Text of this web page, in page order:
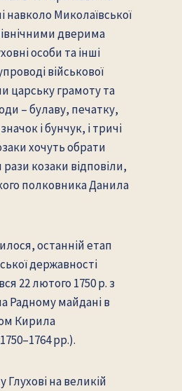
навколо Миколаївської
дверима
особи та інші
військової
царську грамоту та
– булаву, печатку,
і бунчук, і тричі
хочуть обрати
козаки відповіли,
полковника Данила
останній етап
державності
22 лютого 1750 р. з
Радному майдані в
Кирила
рр.).
Глухові на великій